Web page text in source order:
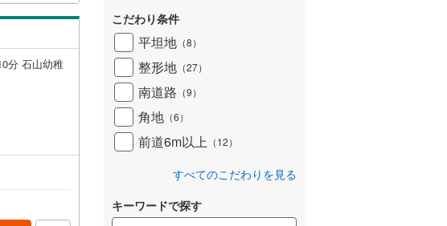
分 石山幼稚
こだわり条件
平坦地 （8）
整形地 （27）
南道路 （9）
角地 （6）
前道6m以上 （12）
すべてのこだわりを見る
キーワードで探す